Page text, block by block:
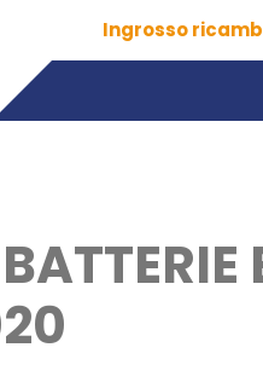
Ingrosso